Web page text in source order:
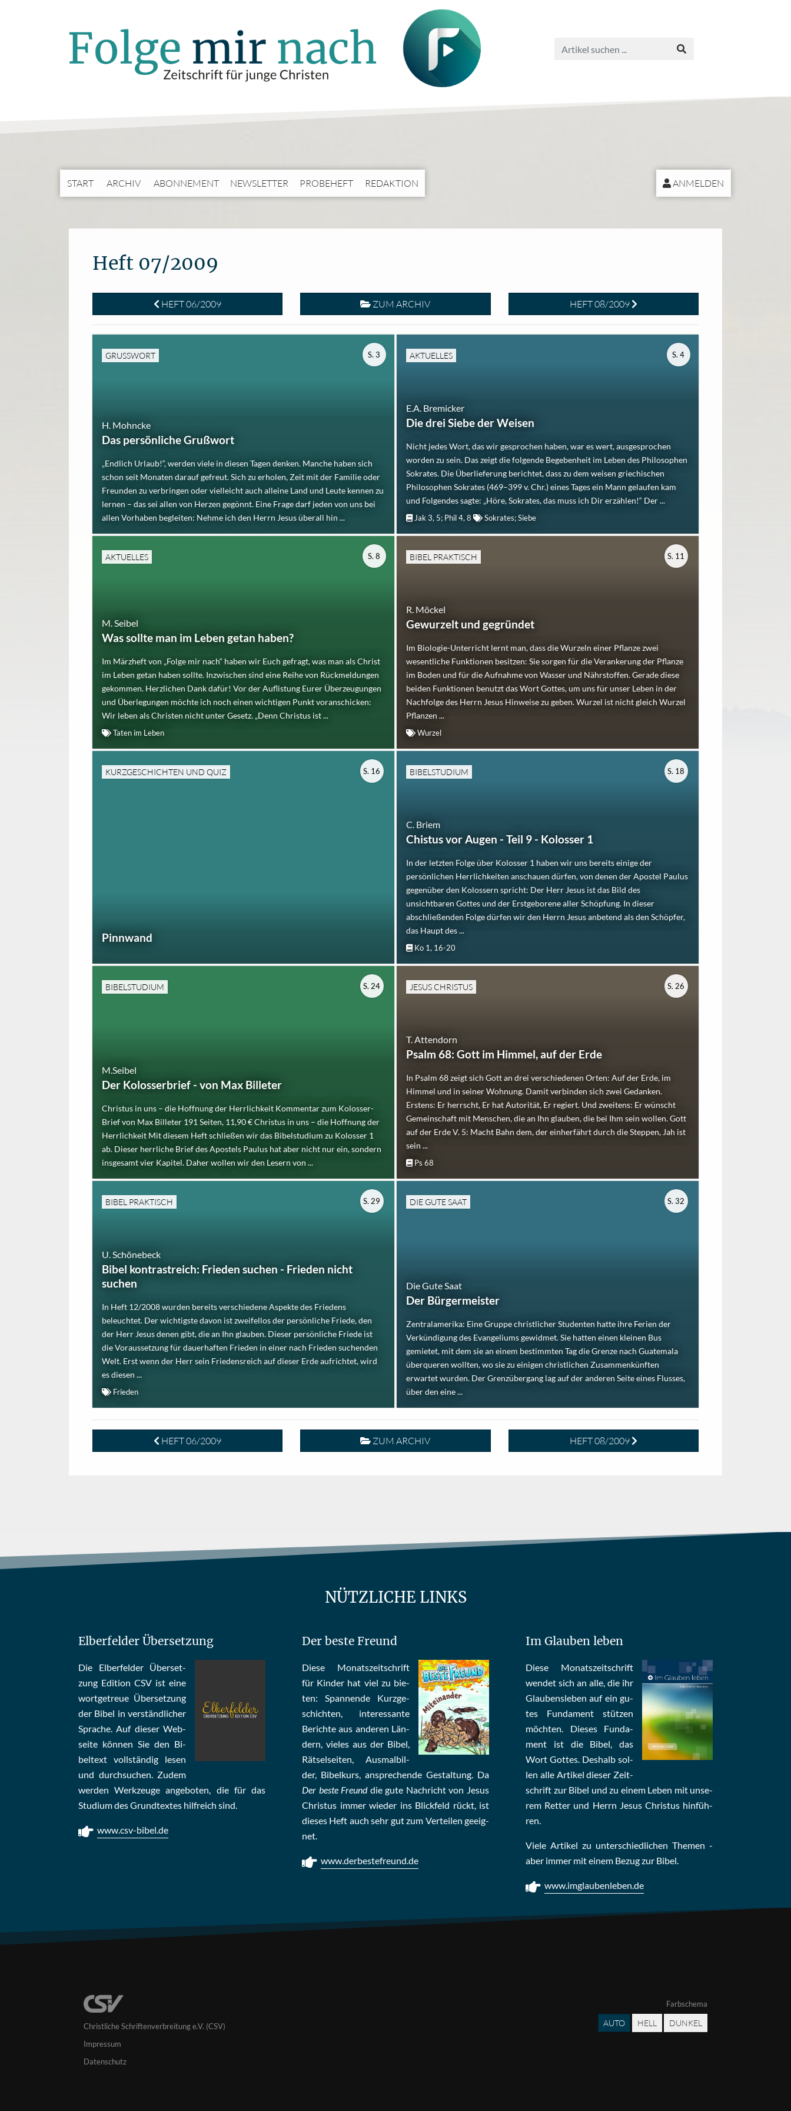
START ARCHIV ABONNEMENT NEWSLETTER PROBEHEFT REDAKTION ANMELDEN
Heft 07/2009
HEFT 06/2009 ZUM ARCHIV HEFT 08/2009
GRUSSWORT
H. Mohncke
Das persönliche Grußwort
„Endlich Urlaub!“, werden viele in diesen Tagen denken. Manche haben sich
schon seit Monaten darauf gefreut. Sich zu erholen, Zeit mit der Familie oder
Freunden zu verbringen oder vielleicht auch alleine Land und Leute kennen zu
lernen – das sei allen von Herzen gegönnt. Eine Frage darf jeden von uns bei
allen Vorhaben begleiten: Nehme ich den Herrn Jesus überall hin ...
S. 3 AKTUELLES
E.A. Bremicker
Die drei Siebe der Weisen
Nicht jedes Wort, das wir gesprochen haben, war es wert, ausgesprochen
worden zu sein. Das zeigt die folgende Begebenheit im Leben des Philosophen
Sokrates. Die Überlieferung berichtet, dass zu dem weisen griechischen
Philosophen Sokrates (469–399 v. Chr.) eines Tages ein Mann gelaufen kam
und Folgendes sagte: „Höre, Sokrates, das muss ich Dir erzählen!“ Der ...
Jak 3, 5; Phil 4, 8 Sokrates; Siebe
S. 4
AKTUELLES
M. Seibel
Was sollte man im Leben getan haben?
Im Märzheft von „Folge mir nach“ haben wir Euch gefragt, was man als Christ
im Leben getan haben sollte. Inzwischen sind eine Reihe von Rückmeldungen
gekommen. Herzlichen Dank dafür! Vor der Auflistung Eurer Überzeugungen
und Überlegungen möchte ich noch einen wichtigen Punkt voranschicken:
Wir leben als Christen nicht unter Gesetz. „Denn Christus ist ...
Taten im Leben
S. 8 BIBEL PRAKTISCH
R. Möckel
Gewurzelt und gegründet
Im Biologie-Unterricht lernt man, dass die Wurzeln einer Pflanze zwei
wesentliche Funktionen besitzen: Sie sorgen für die Verankerung der Pflanze
im Boden und für die Aufnahme von Wasser und Nährstoffen. Gerade diese
beiden Funktionen benutzt das Wort Gottes, um uns für unser Leben in der
Nachfolge des Herrn Jesus Hinweise zu geben. Wurzel ist nicht gleich Wurzel
Pflanzen ...
Wurzel
S. 11
KURZGESCHICHTEN UND QUIZ
Pinnwand
S. 16 BIBELSTUDIUM
C. Briem
Chistus vor Augen - Teil 9 - Kolosser 1
In der letzten Folge über Kolosser 1 haben wir uns bereits einige der
persönlichen Herrlichkeiten anschauen dürfen, von denen der Apostel Paulus
gegenüber den Kolossern spricht: Der Herr Jesus ist das Bild des
unsichtbaren Gottes und der Erstgeborene aller Schöpfung. In dieser
abschließenden Folge dürfen wir den Herrn Jesus anbetend als den Schöpfer,
das Haupt des ...
Ko 1, 16-20
S. 18
BIBELSTUDIUM
M.Seibel
Der Kolosserbrief - von Max Billeter
Christus in uns – die Hoffnung der Herrlichkeit Kommentar zum Kolosser-
Brief von Max Billeter 191 Seiten, 11,90 € Christus in uns – die Hoffnung der
Herrlichkeit Mit diesem Heft schließen wir das Bibelstudium zu Kolosser 1
ab. Dieser herrliche Brief des Apostels Paulus hat aber nicht nur ein, sondern
insgesamt vier Kapitel. Daher wollen wir den Lesern von ...
S. 24 JESUS CHRISTUS
T. Attendorn
Psalm 68: Gott im Himmel, auf der Erde
In Psalm 68 zeigt sich Gott an drei verschiedenen Orten: Auf der Erde, im
Himmel und in seiner Wohnung. Damit verbinden sich zwei Gedanken.
Erstens: Er herrscht, Er hat Autorität, Er regiert. Und zweitens: Er wünscht
Gemeinschaft mit Menschen, die an Ihn glauben, die bei Ihm sein wollen. Gott
auf der Erde V. 5: Macht Bahn dem, der einherfährt durch die Steppen, Jah ist
sein ...
Ps 68
S. 26
BIBEL PRAKTISCH
U. Schönebeck
Bibel kontrastreich: Frieden suchen - Frieden nicht
suchen
In Heft 12/2008 wurden bereits verschiedene Aspekte des Friedens
beleuchtet. Der wichtigste davon ist zweifellos der persönliche Friede, den
der Herr Jesus denen gibt, die an Ihn glauben. Dieser persönliche Friede ist
die Voraussetzung für dauerhaften Frieden in einer nach Frieden suchenden
Welt. Erst wenn der Herr sein Friedensreich auf dieser Erde aufrichtet, wird
es diesen ...
Frieden
S. 29 DIE GUTE SAAT
Die Gute Saat
Der Bürgermeister
Zentralamerika: Eine Gruppe christlicher Studenten hatte ihre Ferien der
Verkündigung des Evangeliums gewidmet. Sie hatten einen kleinen Bus
gemietet, mit dem sie an einem bestimmten Tag die Grenze nach Guatemala
überqueren wollten, wo sie zu einigen christlichen Zusammenkünften
erwartet wurden. Der Grenzübergang lag auf der anderen Seite eines Flusses,
über den eine ...
S. 32
HEFT 06/2009 ZUM ARCHIV HEFT 08/2009
NÜTZLICHE LINKS
Elberfelder Übersetzung
Die Elber­fel­der Über­set­
zung Edi­tion CSV ist eine
wort­ge­treue Über­set­zung
der Bi­bel in ver­ständ­li­cher
Spra­che. Auf die­ser Web­
sei­te kön­nen Sie den Bi­
bel­text voll­stän­dig le­sen
und durch­su­chen. Zu­dem
wer­den Werk­zeu­ge an­ge­bo­ten, die für das
Stu­di­um des Grund­tex­tes hilf­reich sind.
www.csv-bibel.de
Der beste Freund
Die­se Mo­nats­zeit­schrift
für Kin­der hat viel zu bie­
ten: Span­nen­de Kurz­ge­
schich­ten, in­te­res­san­te
Be­rich­te aus an­de­ren Län­
dern, vie­les aus der Bi­bel,
Rät­sel­sei­ten, Aus­mal­bil­
der, Bi­bel­kurs, an­sprech­ende Ge­stal­tung. Da
Der beste Freunddie gu­te Nach­richt von Je­sus
Chris­tus im­mer wie­der ins Blick­feld rückt, ist
die­ses Heft auch sehr gut zum Ver­tei­len ge­eig­
net.
www.derbestefreund.de
Im Glauben leben
Die­se Mo­nats­zeit­schrift
wen­det sich an alle, die ihr
Glau­bens­le­ben auf ein gu­
tes Fun­da­ment stüt­zen
möch­ten. Die­ses Fun­da­
ment ist die Bi­bel, das
Wort Got­tes. Des­halb sol­
len al­le Ar­ti­kel die­ser Zeit­
schrift zur Bi­bel und zu ei­nem Le­ben mit un­se­
rem Ret­ter und Herrn Je­sus Chris­tus hin­füh­
ren.
Viele Artikel zu unterschiedlichen Themen -
aber immer mit einem Bezug zur Bibel.
www.imglaubenleben.de
Christliche Schriftenverbreitung e.V. (CSV)
Impressum
Datenschutz
Farbschema
AUTO HELL DUNKEL